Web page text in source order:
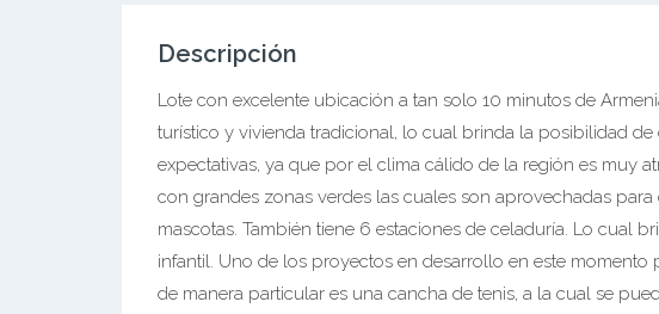
Descripción
Lote con excelente ubicación a tan solo 10 minutos de
turístico y vivienda tradicional, lo cual brinda la posibilidad
expectativas, ya que por el clima cálido de la región es muy
con grandes zonas verdes las cuales son aprovechadas
mascotas. También tiene 6 estaciones de celaduría. Lo cual
infantil. Uno de los proyectos en desarrollo en este
de manera particular es una cancha de tenis, a la cual se